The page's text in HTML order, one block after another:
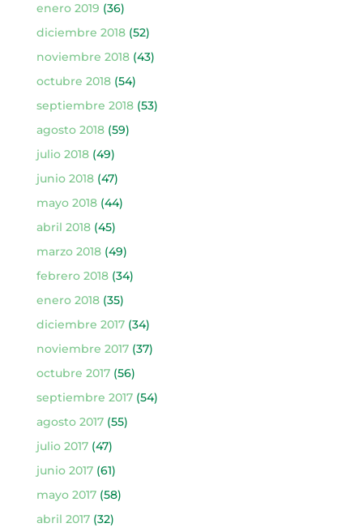
enero 2019 (36)
diciembre 2018(52)
noviembre 2018(43)
octubre 2018(54)
septiembre 2018(53)
agosto 2018(59)
julio 2018(49)
junio 2018(47)
mayo 2018(44)
abril 2018(45)
marzo 2018(49)
febrero 2018(34)
enero 2018(35)
diciembre 2017(34)
noviembre 2017(37)
octubre 2017(56)
septiembre 2017(54)
agosto 2017(55)
julio 2017(47)
junio 2017(61)
mayo 2017(58)
abril 2017(32)